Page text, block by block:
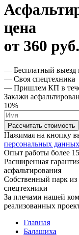
цена
от 360
— Бесплатный выезд
— Своя спецтехника
— Пришлем КП в
Закажи
10%
Рассчитать стоимость
Нажимая на кнопку
персональных данных
Опыт работы более
Расширенная
асфальтирования
Собственный парк
спецтехники
За плечами нашей
реализованных
Главная
Балашиха